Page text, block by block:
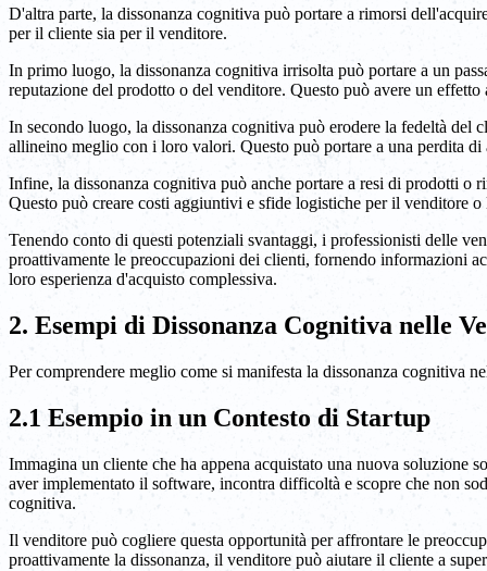
D'altra parte, la dissonanza cognitiva può portare a rimorsi
per il cliente sia per il venditore.
In primo luogo, la dissonanza cognitiva irrisolta può portare a un
reputazione del prodotto o del venditore. Questo può avere un
In secondo luogo, la dissonanza cognitiva può erodere la fedeltà del
allineino meglio con i loro valori. Questo può portare a una perdita
Infine, la dissonanza cognitiva può anche portare a resi di prodotti
Questo può creare costi aggiuntivi e sfide logistiche per il venditore
Tenendo conto di questi potenziali svantaggi, i professionisti delle
proattivamente le preoccupazioni dei clienti, fornendo informazioni
loro esperienza d'acquisto complessiva.
2. Esempi di Dissonanza Cognitiva nelle
Per comprendere meglio come si manifesta la dissonanza cognitiva
2.1 Esempio in un Contesto di Startup
Immagina un cliente che ha appena acquistato una nuova soluzione
aver implementato il software, incontra difficoltà e scopre che non
cognitiva.
Il venditore può cogliere questa opportunità per affrontare le
proattivamente la dissonanza, il venditore può aiutare il cliente a